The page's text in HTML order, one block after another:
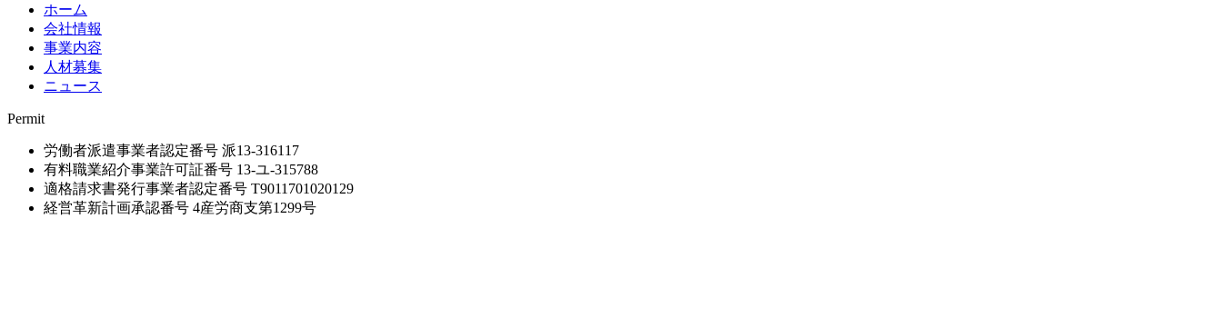
ホーム
会社情報
事業内容
人材募集
ニュース
Permit
労働者派遣事業者認定番号 派13-316117
有料職業紹介事業許可証番号 13-ユ-315788
適格請求書発行事業者認定番号 T9011701020129
経営革新計画承認番号 4産労商支第1299号